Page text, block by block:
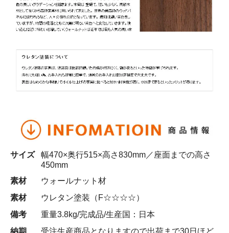
サイズ
幅470×奥行515×高さ830mm／座面までの高さ
450mm
素材
ウォールナット材
素材
ウレタン塗装（F☆☆☆☆）
備考
重量3.8kg/完成品/生産国：日本
納期
受注生産商品となりますので出荷まで30日ほど